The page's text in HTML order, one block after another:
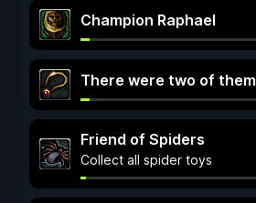
Champion Raphael
There were two of them
Friend of Spiders
Collect all spider toys